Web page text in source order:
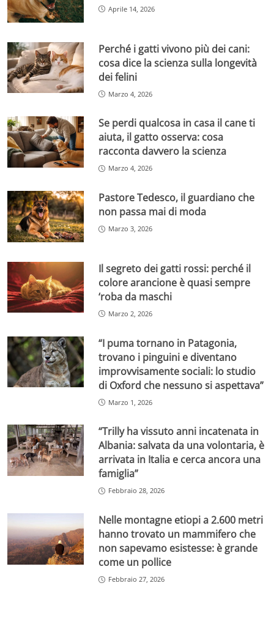
Aprile 14, 2026
Perché i gatti vivono più dei cani:
cosa dice la scienza sulla longevità
dei felini
Marzo 4, 2026
Se perdi qualcosa in casa il cane ti
aiuta, il gatto osserva: cosa
racconta davvero la scienza
Marzo 4, 2026
Pastore Tedesco, il guardiano che
non passa mai di moda
Marzo 3, 2026
Il segreto dei gatti rossi: perché il
colore arancione è quasi sempre
‘roba da maschi
Marzo 2, 2026
“I puma tornano in Patagonia,
trovano i pinguini e diventano
improvvisamente sociali: lo studio
di Oxford che nessuno si aspettava”
Marzo 1, 2026
“Trilly ha vissuto anni incatenata in
Albania: salvata da una volontaria, è
arrivata in Italia e cerca ancora una
famiglia”
Febbraio 28, 2026
Nelle montagne etiopi a 2.600 metri
hanno trovato un mammifero che
non sapevamo esistesse: è grande
come un pollice
Febbraio 27, 2026